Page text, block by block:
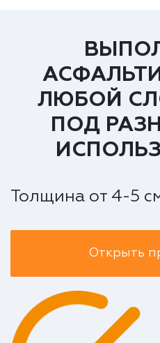
ЛЮБОЙ
ПОД
Толщина от 4-5
Открыть